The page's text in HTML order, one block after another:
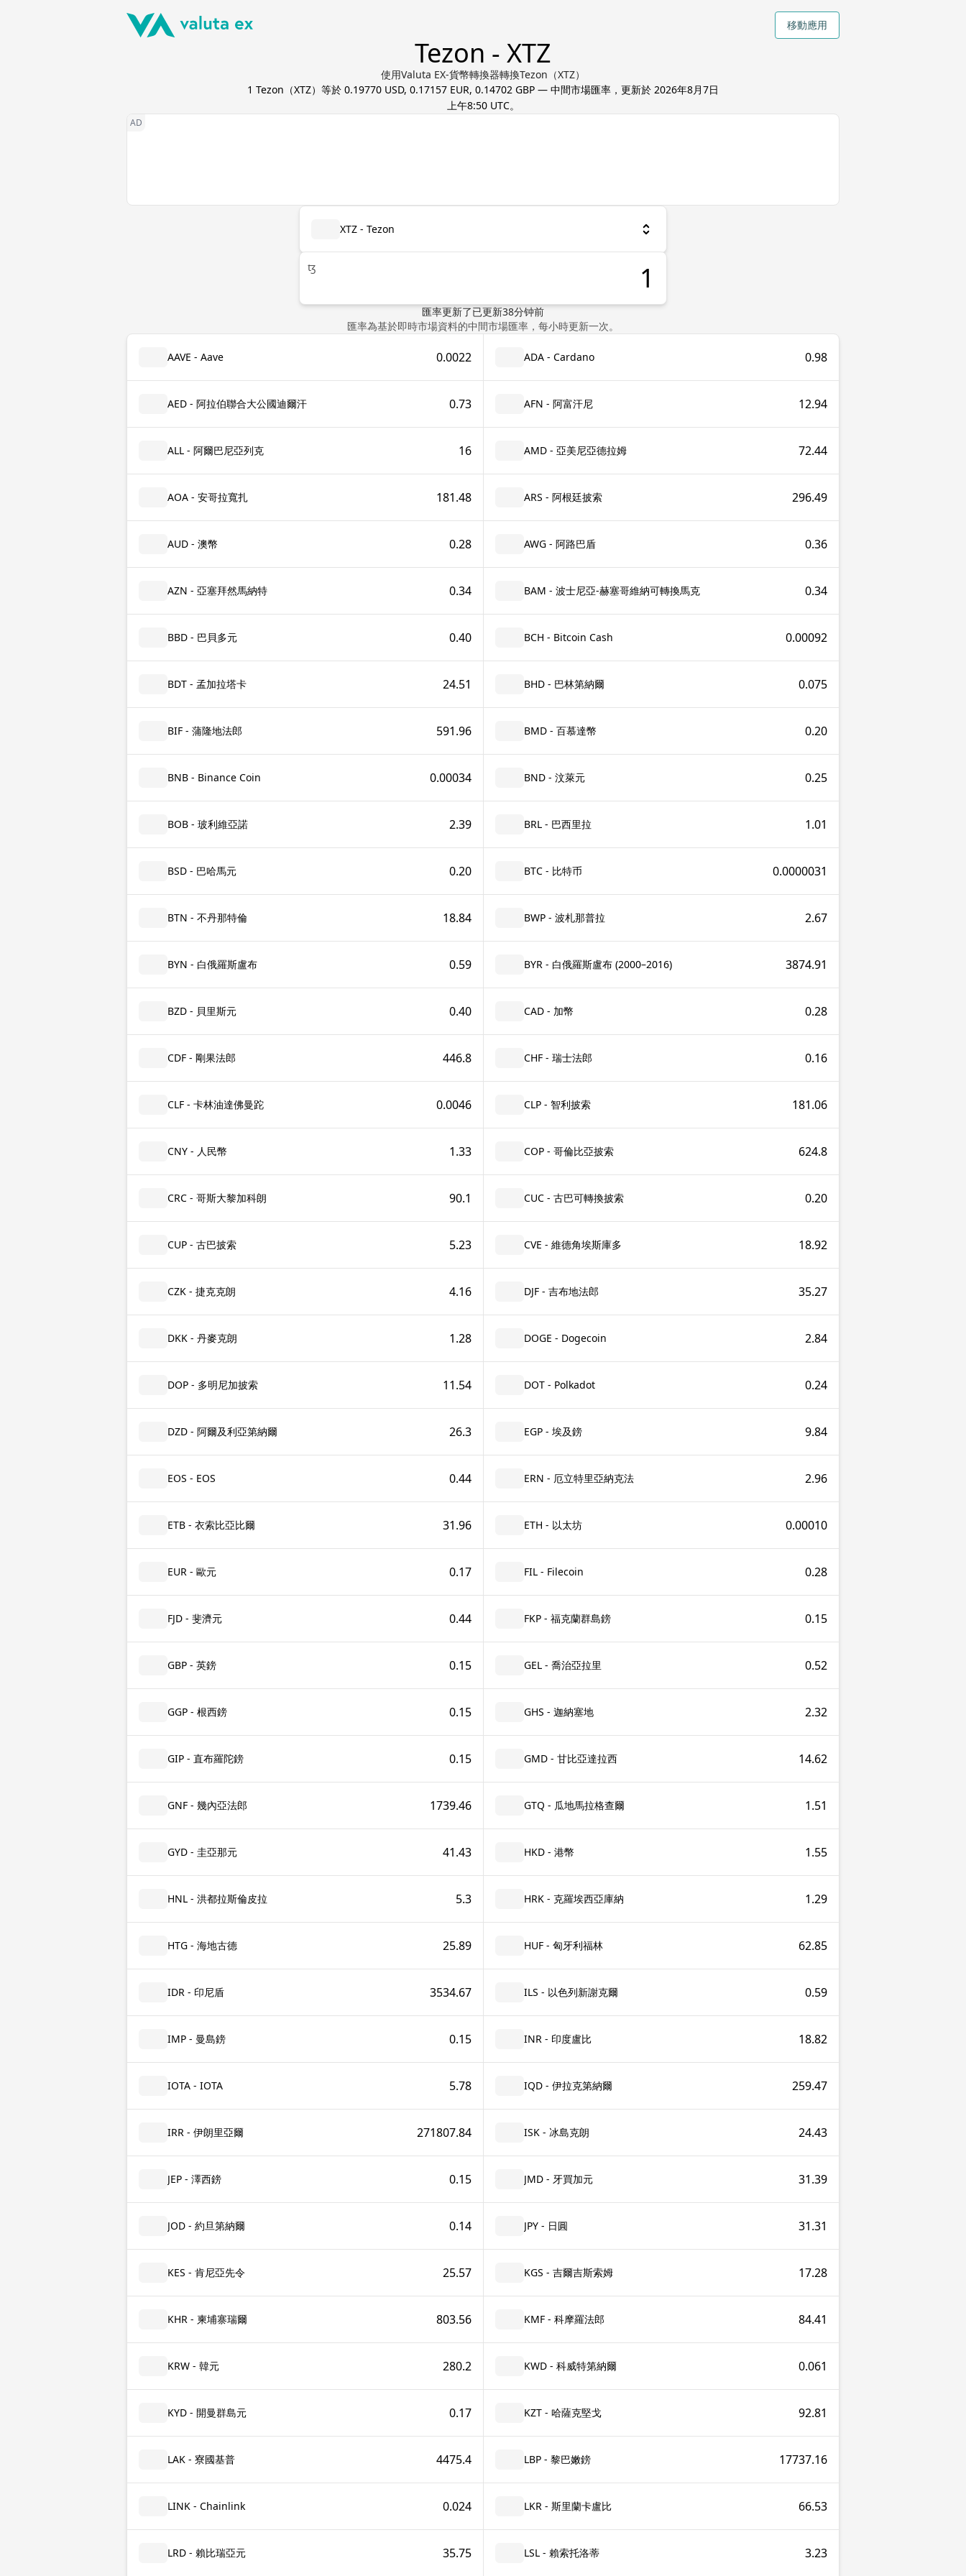
移動應用
Tezon - XTZ
使用Valuta EX-貨幣轉換器轉換Tezon（XTZ）
1 Tezon （XTZ）等於 0.19770 USD, 0.17157 EUR, 0.14702 GBP — 中間市場匯率，更新於 2026年8月7日
上午8:50 UTC。
XTZ - Tezon
ꜩ
匯率更新了已更新38分钟前
匯率為基於即時市場資料的中間市場匯率，每小時更新一次。
AAVE - Aave 0.0022 ADA - Cardano 0.98
AED - 阿拉伯聯合大公國迪爾汗 0.73 AFN - 阿富汗尼 12.94
ALL - 阿爾巴尼亞列克 16 AMD - 亞美尼亞德拉姆 72.44
AOA - 安哥拉寬扎 181.48 ARS - 阿根廷披索 296.49
AUD - 澳幣 0.28 AWG - 阿路巴盾 0.36
AZN - 亞塞拜然馬納特 0.34 BAM - 波士尼亞-赫塞哥維納可轉換馬克 0.34
BBD - 巴貝多元 0.40 BCH - Bitcoin Cash 0.00092
BDT - 孟加拉塔卡 24.51 BHD - 巴林第納爾 0.075
BIF - 蒲隆地法郎 591.96 BMD - 百慕達幣 0.20
BNB - Binance Coin 0.00034 BND - 汶萊元 0.25
BOB - 玻利維亞諾 2.39 BRL - 巴西里拉 1.01
BSD - 巴哈馬元 0.20 BTC - 比特币 0.0000031
BTN - 不丹那特倫 18.84 BWP - 波札那普拉 2.67
BYN - 白俄羅斯盧布 0.59 BYR - 白俄羅斯盧布 (2000–2016) 3874.91
BZD - 貝里斯元 0.40 CAD - 加幣 0.28
CDF - 剛果法郎 446.8 CHF - 瑞士法郎 0.16
CLF - 卡林油達佛曼跎 0.0046 CLP - 智利披索 181.06
CNY - 人民幣 1.33 COP - 哥倫比亞披索 624.8
CRC - 哥斯大黎加科朗 90.1 CUC - 古巴可轉換披索 0.20
CUP - 古巴披索 5.23 CVE - 維德角埃斯庫多 18.92
CZK - 捷克克朗 4.16 DJF - 吉布地法郎 35.27
DKK - 丹麥克朗 1.28 DOGE - Dogecoin 2.84
DOP - 多明尼加披索 11.54 DOT - Polkadot 0.24
DZD - 阿爾及利亞第納爾 26.3 EGP - 埃及鎊 9.84
EOS - EOS 0.44 ERN - 厄立特里亞納克法 2.96
ETB - 衣索比亞比爾 31.96 ETH - 以太坊 0.00010
EUR - 歐元 0.17 FIL - Filecoin 0.28
FJD - 斐濟元 0.44 FKP - 福克蘭群島鎊 0.15
GBP - 英鎊 0.15 GEL - 喬治亞拉里 0.52
GGP - 根西鎊 0.15 GHS - 迦納塞地 2.32
GIP - 直布羅陀鎊 0.15 GMD - 甘比亞達拉西 14.62
GNF - 幾內亞法郎 1739.46 GTQ - 瓜地馬拉格查爾 1.51
GYD - 圭亞那元 41.43 HKD - 港幣 1.55
HNL - 洪都拉斯倫皮拉 5.3 HRK - 克羅埃西亞庫納 1.29
HTG - 海地古德 25.89 HUF - 匈牙利福林 62.85
IDR - 印尼盾 3534.67 ILS - 以色列新謝克爾 0.59
IMP - 曼島鎊 0.15 INR - 印度盧比 18.82
IOTA - IOTA 5.78 IQD - 伊拉克第納爾 259.47
IRR - 伊朗里亞爾 271807.84 ISK - 冰島克朗 24.43
JEP - 澤西鎊 0.15 JMD - 牙買加元 31.39
JOD - 約旦第納爾 0.14 JPY - 日圓 31.31
KES - 肯尼亞先令 25.57 KGS - 吉爾吉斯索姆 17.28
KHR - 柬埔寨瑞爾 803.56 KMF - 科摩羅法郎 84.41
KRW - 韓元 280.2 KWD - 科威特第納爾 0.061
KYD - 開曼群島元 0.17 KZT - 哈薩克堅戈 92.81
LAK - 寮國基普 4475.4 LBP - 黎巴嫩鎊 17737.16
LINK - Chainlink 0.024 LKR - 斯里蘭卡盧比 66.53
LRD - 賴比瑞亞元 35.75 LSL - 賴索托洛蒂 3.23